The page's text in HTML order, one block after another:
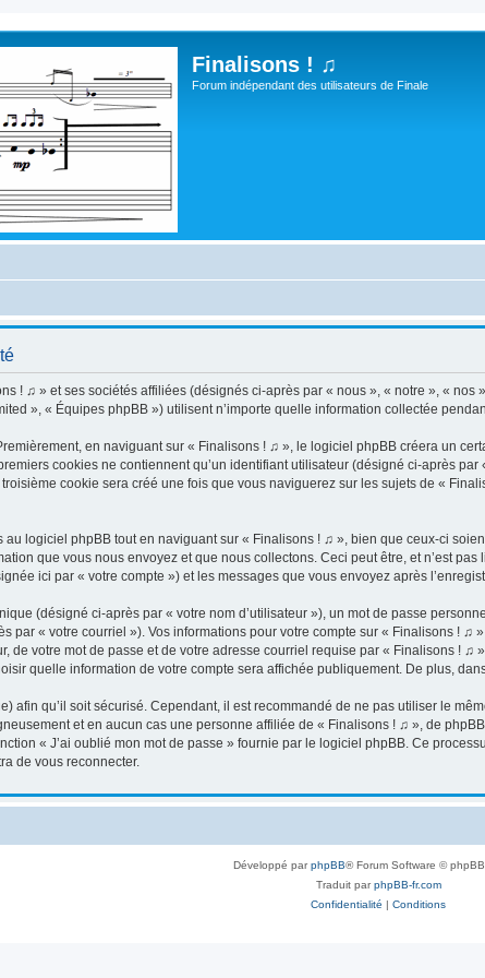
Finalisons ! ♫
Forum indépendant des utilisateurs de Finale
! ♫ » et ses sociétés affiliées (désignés ci-après par « nous », « notre », «
», « Équipes phpBB ») utilisent n’importe quelle information collectée
en naviguant sur « Finalisons ! ♫ », le logiciel phpBB créera un
cookies ne contiennent qu’un identifiant utilisateur (désigné ci-après
cookie sera créé une fois que vous naviguerez sur les sujets de «
logiciel phpBB tout en naviguant sur « Finalisons ! ♫ », bien que ceux-ci
que vous nous envoyez et que nous collectons. Ceci peut être, et n’est
ici par « votre compte ») et les messages que vous envoyez après
(désigné ci-après par « votre nom d’utilisateur »), un mot de passe
par « votre courriel »). Vos informations pour votre compte sur « Finalisons !
de votre mot de passe et de votre adresse courriel requise par « Finalisons !
quelle information de votre compte sera affichée publiquement. De plus,
afin qu’il soit sécurisé. Cependant, il est recommandé de ne pas utiliser le
et en aucun cas une personne affiliée de « Finalisons ! ♫ », de
« J’ai oublié mon mot de passe » fournie par le logiciel phpBB. Ce
de vous reconnecter.
Développé parphpBB® Forum Software ©
Traduit parphpBB-fr.com
Confidentialité | Conditions